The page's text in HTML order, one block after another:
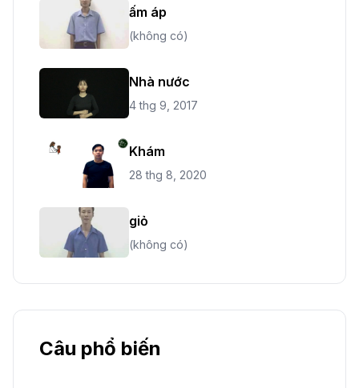
ấm áp
(không có)
Nhà nước
4 thg 9, 2017
Khám
28 thg 8, 2020
giỏ
(không có)
Câu phổ biến